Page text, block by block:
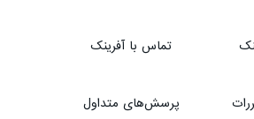
تماس با آفرینک
پرسش‌های متداول